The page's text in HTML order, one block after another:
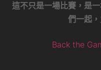
這不只是一場比賽，是
們一起
Back the